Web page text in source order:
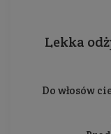
Lekka
Do włosów